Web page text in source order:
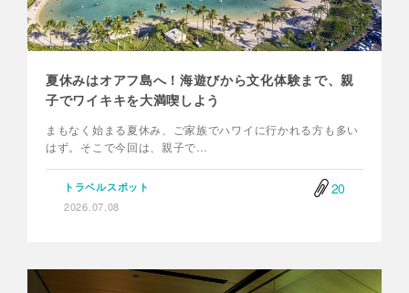
夏休みはオアフ島へ！海遊びから文化体験まで、親
子でワイキキを大満喫しよう
まもなく始まる夏休み、ご家族でハワイに行かれる方も多い
はず。そこで今回は、親子で…
トラベルスポット
2026.07.08
20